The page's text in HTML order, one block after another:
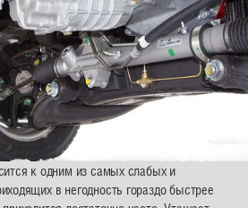
к одним из самых слабых и
в негодность гораздо быстрее